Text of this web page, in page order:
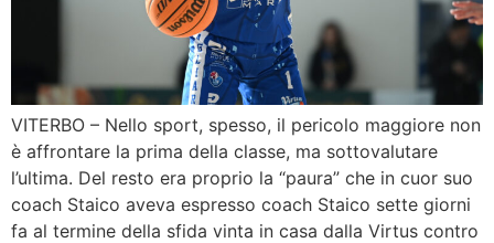
VITERBO – Nello sport, spesso, il pericolo maggiore non
è affrontare la prima della classe, ma sottovalutare
l’ultima. Del resto era proprio la “paura” che in cuor suo
coach Staico aveva espresso coach Staico sette giorni
fa al termine della sfida vinta in casa dalla Virtus contro